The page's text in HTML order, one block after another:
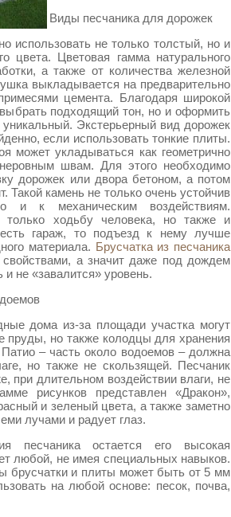
Виды песчаника для дорожек
использовать не только толстый, но и
цвета. Цветовая гамма натурального
а также от количества железной
выкладывается на предварительно
цемента. Благодаря широкой
подходящий тон, но и оформить
Экстерьерный вид дорожек
если использовать тонкие плиты.
может укладываться как геометрично
швам. Для этого необходимо
дорожек или двора бетоном, а потом
Такой камень не только очень устойчив
и к механическим воздействиям.
ходьбу человека, но также и
гараж, то подъезд к нему лучше
материала. Брусчатка из песчаника
а значит даже под дождем
и не «завалится» уровень.
дома из-за площади участка могут
пруды, но также колодцы для хранения
– часть около водоемов – должна
но также не скользящей. Песчаник
при длительном воздействии влаги, не
рисунков представлен «Дракон»,
и зеленый цвета, а также заметно
лучами и радует глаз.
песчаника остается его высокая
любой, не имея специальных навыков.
брусчатки и плиты может быть от 5 мм
на любой основе: песок, почва,